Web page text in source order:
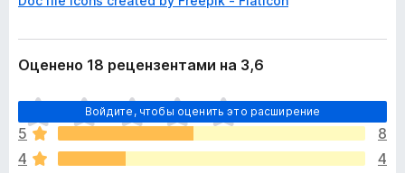
Оценено 18 рецензентами на 3,6
Войдите, чтобы оценить это расширение
О
ц
е
н
5
8
4
4